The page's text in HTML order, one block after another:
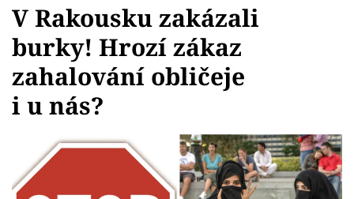
Témata
Showbyznys
Virály
V Rakousku zakázali
burky! Hrozí zákaz
zahalování obličeje
i u nás?